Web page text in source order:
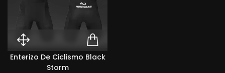
Quick View Enterizo de ciclismo
ADD TO CART
Enterizo De Ciclismo Black
Storm